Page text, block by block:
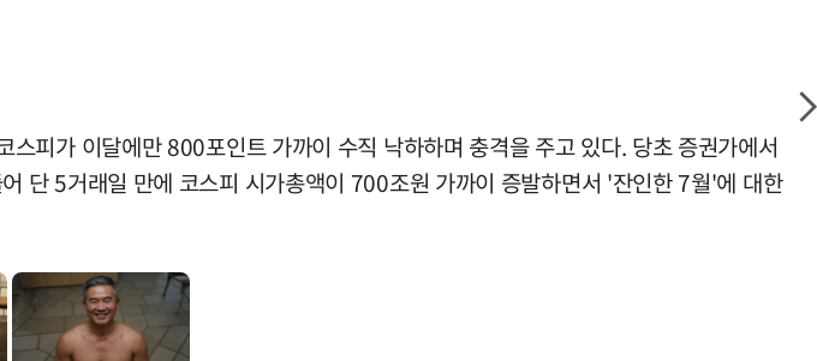
피가 이달에만 800포인트 가까이 수직 낙하하며 충격을 주고 있다. 당초 증권가에서
단 5거래일 만에 코스피 시가총액이 700조원 가까이 증발하면서 '잔인한 7월'에 대한